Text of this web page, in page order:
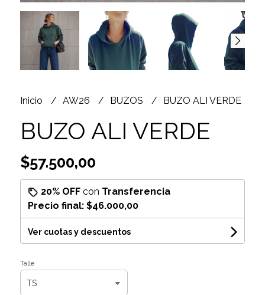
Inicio AW26 BUZOS BUZO ALI VERDE
BUZO ALI VERDE
$57.500,00
20% OFFcon Transferencia
Precio final: $46.000,00
Ver cuotas y descuentos
Talle